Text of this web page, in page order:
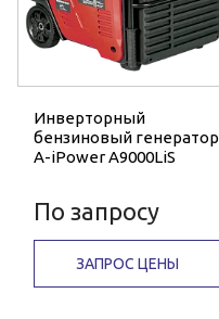
Инверторный
бензиновый генератор
A-iPower A9000LiS
По запросу
ЗАПРОС ЦЕНЫ